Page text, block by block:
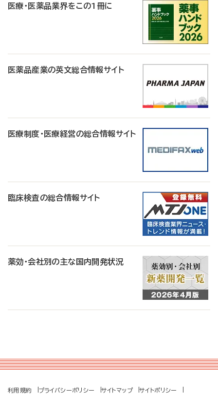
医療・医薬品業界をこの1冊に
医薬品産業の英文総合情報サイト
医療制度・医療経営の総合情報サイト
臨床検査の総合情報サイト
薬効・会社別の主な国内開発状況
利用規約 プライバシーポリシー サイトマップ サイトポリシー